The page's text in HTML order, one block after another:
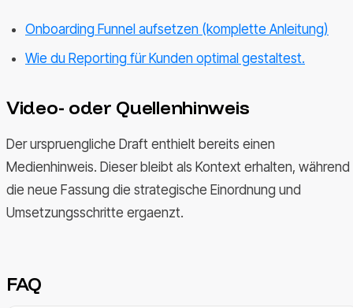
Onboarding Funnel aufsetzen (komplette Anleitung)
Wie du Reporting für Kunden optimal gestaltest.
Video- oder Quellenhinweis
Der urspruengliche Draft enthielt bereits einen
Medienhinweis. Dieser bleibt als Kontext erhalten, während
die neue Fassung die strategische Einordnung und
Umsetzungsschritte ergaenzt.
FAQ